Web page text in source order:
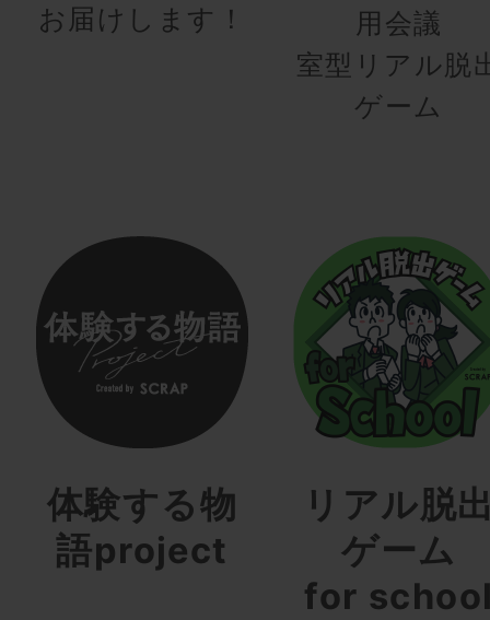
お届けします！
用会議
室型リアル脱
ゲーム
体験する物
語project
リアル脱
ゲーム
for